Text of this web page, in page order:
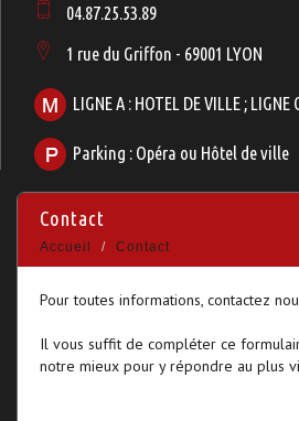
04.87.25.53.89
1 rue du Griffon - 69001 LYON
LIGNE A : HOTEL DE VILLE ; LIGNE
Parking : Opéra ou Hôtel de ville
contact
Accueil Contact
Pour toutes informations, contactez
Il vous suffit de compléter ce
notre mieux pour y répondre au plus